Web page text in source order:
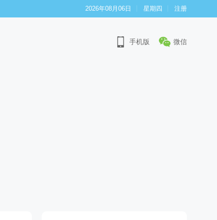
2026年08月06日 星期四 注册
手机版 微信